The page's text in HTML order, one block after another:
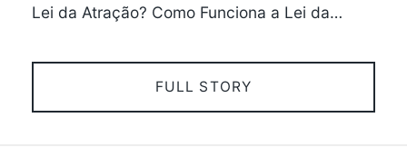
Lei da Atração? Como Funciona a Lei da…
FULL STORY